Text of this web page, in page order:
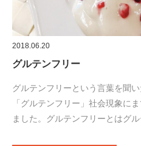
2018.06.20
グルテンフリー
グルテンフリーという言葉を聞
「グルテンフリー」社会現象に
ました。グルテンフリーとはグ